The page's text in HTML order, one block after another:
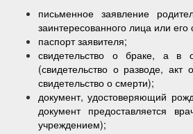
письменное заявление
заинтересованного лица или его
паспорт заявителя;
свидетельство о браке, а в
(свидетельство о разводе, акт
свидетельство о смерти);
документ, удостоверяющий
документ предоставляется
учреждением);